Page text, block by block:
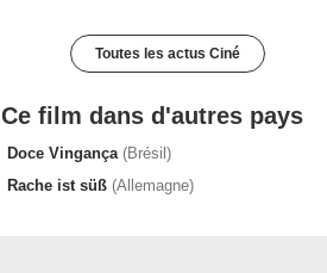
Toutes les actus Ciné
Ce film dans d'autres pays
Doce Vingança (Brésil)
Rache ist süß (Allemagne)